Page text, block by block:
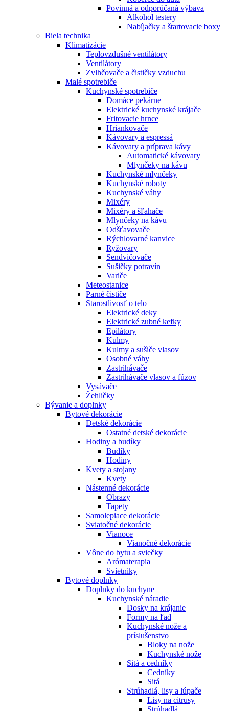
Povinná a odporúčaná výbava
Alkohol testery
Nabíjačky a štartovacie boxy
Biela technika
Klimatizácie
Teplovzdušné ventilátory
Ventilátory
Zvlhčovače a čističky vzduchu
Malé spotrebiče
Kuchynské spotrebiče
Domáce pekárne
Elektrické kuchynské krájače
Fritovacie hrnce
Hriankovače
Kávovary a espressá
Kávovary a príprava kávy
Automatické kávovary
Mlynčeky na kávu
Kuchynské mlynčeky
Kuchynské roboty
Kuchynské váhy
Mixéry
Mixéry a šľahače
Mlynčeky na kávu
Odšťavovače
Rýchlovarné kanvice
Ryžovary
Sendvičovače
Sušičky potravín
Variče
Meteostanice
Parné čističe
Starostlivosť o telo
Elektrické deky
Elektrické zubné kefky
Epilátory
Kulmy
Kulmy a sušiče vlasov
Osobné váhy
Zastrihávače
Zastrihávače vlasov a fúzov
Vysávače
Žehličky
Bývanie a doplnky
Bytové dekorácie
Detské dekorácie
Ostatné detské dekorácie
Hodiny a budíky
Budíky
Hodiny
Kvety a stojany
Kvety
Nástenné dekorácie
Obrazy
Tapety
Samolepiace dekorácie
Sviatočné dekorácie
Vianoce
Vianočné dekorácie
Vône do bytu a sviečky
Arómaterapia
Svietniky
Bytové doplnky
Doplnky do kuchyne
Kuchynské náradie
Dosky na krájanie
Formy na ľad
Kuchynské nože a
príslušenstvo
Bloky na nože
Kuchynské nože
Sitá a cedníky
Cedníky
Sitá
Strúhadlá, lisy a lúpače
Lisy na citrusy
Strúhadlá